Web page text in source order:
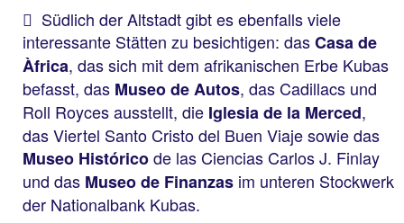
Südlich der Altstadt gibt es ebenfalls viele
interessante Stätten zu besichtigen: dasCasa de
Àfrica, das sich mit dem afrikanischen Erbe Kubas
befasst, das Museo de Autos, das Cadillacs und
Roll Royces ausstellt, die Iglesia de la Merced,
das Viertel Santo Cristo del Buen Viaje sowie das
Museo Históricode las Ciencias Carlos J. Finlay
und das Museo de Finanzas im unteren Stockwerk
der Nationalbank Kubas.